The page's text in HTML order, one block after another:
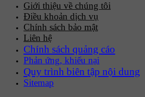
Giới thiệu về chúng tôi
Điều khoản dịch vụ
Chính sách bảo mật
Liên hệ
Chính sách quảng cáo
Phản ứng, khiếu nại
Quy trình biên tập nội dung
Sitemap